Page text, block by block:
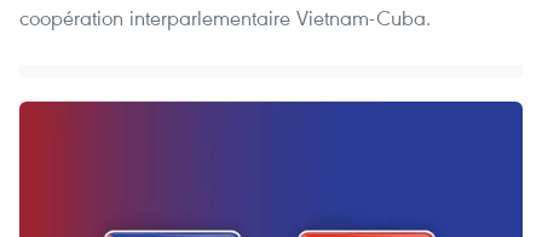
coopération interparlementaire Vietnam-Cuba.